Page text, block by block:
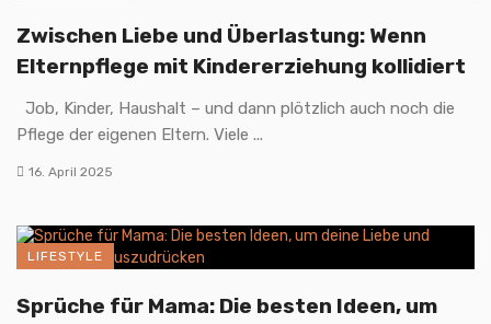
Zwischen Liebe und Überlastung: Wenn
Elternpflege mit Kindererziehung kollidiert
Job, Kinder, Haushalt – und dann plötzlich auch noch die
Pflege der eigenen Eltern. Viele ...
16. April 2025
LIFESTYLE
Sprüche für Mama: Die besten Ideen, um